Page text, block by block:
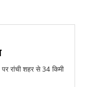
पर रांची शहर से 34 किमी